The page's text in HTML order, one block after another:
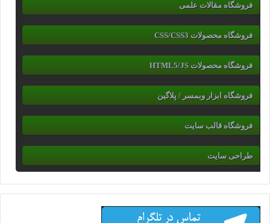
فروشگاه مقالات علمی
فروشگاه محصولات CSS/CSS3
فروشگاه محصولات HTML5/JS
فروشگاه ابزار وبمسر / پلاگین
فروشگاه قالب سایت
طراحی سایت